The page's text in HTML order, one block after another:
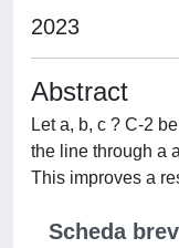
2023
Abstract
Let a, b, c ? C-2
the line through a
This improves a
Scheda